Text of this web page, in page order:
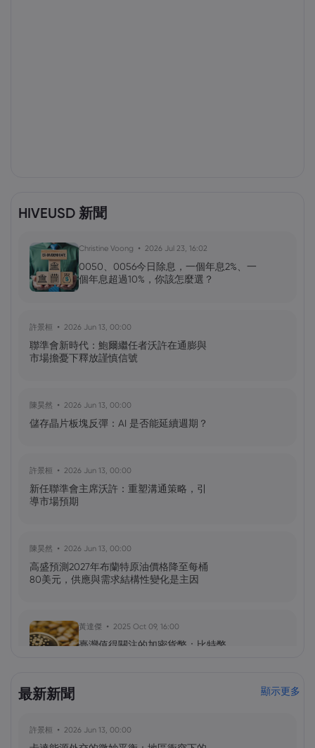
HIVEUSD 新聞
Christine Voong 2026 Jul 23, 16:02
0050、0056今日除息，一個年息2%、一
個年息超過10%，你該怎麼選？
許景桓 2026 Jun 13, 00:00
聯準會新時代：鮑爾繼任者沃許在通膨與
市場擔憂下釋放謹慎信號
陳昊然 2026 Jun 13, 00:00
儲存晶片板塊反彈：AI 是否能延續週期？
許景桓 2026 Jun 13, 00:00
新任聯準會主席沃許：重塑溝通策略，引
導市場預期
陳昊然 2026 Jun 13, 00:00
高盛預測2027年布蘭特原油價格降至每桶
80美元，供應與需求結構性變化是主因
黃達傑 2025 Oct 09, 16:00
臺灣值得關注的加密貨幣：比特幣
NIO 股票預測：NIO 今天下跌 5%，未來會
最新新聞 顯示更多
許景桓 2026 Jun 13, 00:00